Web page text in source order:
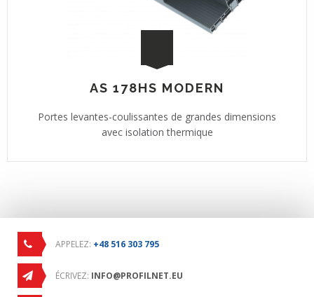
AS 178HS MODERN
Portes levantes-coulissantes de grandes dimensions
avec isolation thermique
APPELEZ: +48 516 303 795
ÉCRIVEZ: INFO@PROFILNET.EU